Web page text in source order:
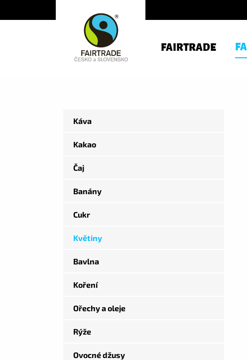
FAIRTRADE
Káva
Kakao
Čaj
Banány
Cukr
Květiny
Bavlna
Koření
Ořechy a oleje
Rýže
Ovocné džusy